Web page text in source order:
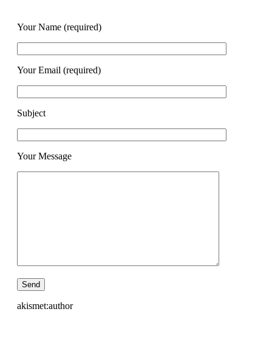
Your Name (required)
Your Email (required)
Subject
Your Message
akismet:author